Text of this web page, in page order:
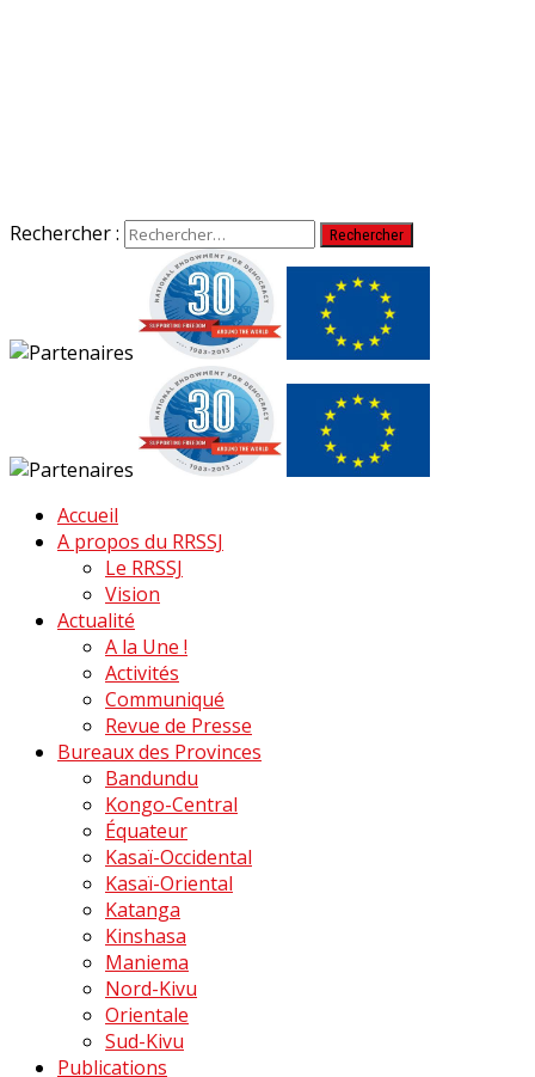
Rechercher :
Accueil
A propos du RRSSJ
Le RRSSJ
Vision
Actualité
A la Une !
Activités
Communiqué
Revue de Presse
Bureaux des Provinces
Bandundu
Kongo-Central
Équateur
Kasaï-Occidental
Kasaï-Oriental
Katanga
Kinshasa
Maniema
Nord-Kivu
Orientale
Sud-Kivu
Publications